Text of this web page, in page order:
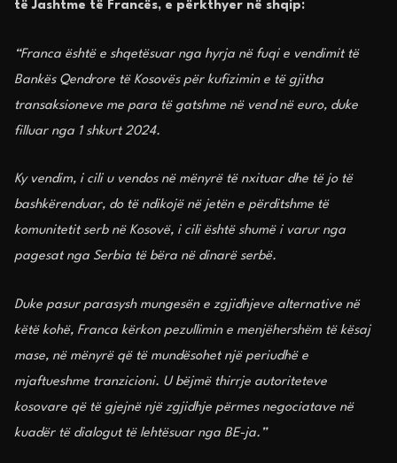
të Jashtme të Francës, e përkthyer në shqip:
“Franca është e shqetësuar nga hyrja në fuqi e vendimit të
Bankës Qendrore të Kosovës për kufizimin e të gjitha
transaksioneve me para të gatshme në vend në euro, duke
filluar nga 1 shkurt 2024.
Ky vendim, i cili u vendos në mënyrë të nxituar dhe të jo të
bashkërenduar, do të ndikojë në jetën e përditshme të
komunitetit serb në Kosovë, i cili është shumë i varur nga
pagesat nga Serbia të bëra në dinarë serbë.
Duke pasur parasysh mungesën e zgjidhjeve alternative në
këtë kohë, Franca kërkon pezullimin e menjëhershëm të kësaj
mase, në mënyrë që të mundësohet një periudhë e
mjaftueshme tranzicioni. U bëjmë thirrje autoriteteve
kosovare që të gjejnë një zgjidhje përmes negociatave në
kuadër të dialogut të lehtësuar nga BE-ja.”